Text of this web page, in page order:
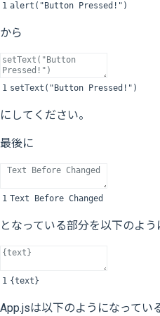
1 alert ( "Button Pressed!" )
から
1 setText ( "Button Pressed!" )
にしてください。
最後に
1 Text Before Changed
となっている部分を以下のよう
1 {text }
App.jsは以下のようになってい